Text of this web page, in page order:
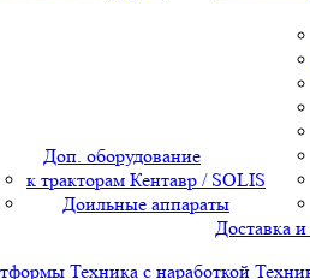
Доп. оборудование
к тракторам Кентавр / SOLIS
Доильные аппараты
Доставка и
Техника с наработкой